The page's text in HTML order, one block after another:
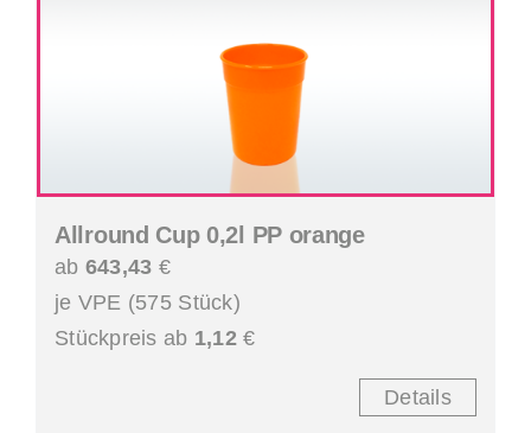
Allround Cup 0,2l PP orange
ab 643,43 €
je VPE (575 Stück)
Stückpreis ab 1,12€
Details